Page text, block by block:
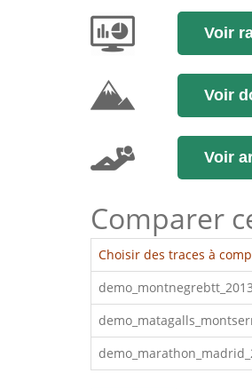
Voir
Voir
Voir
Comparer
Choisir des traces à